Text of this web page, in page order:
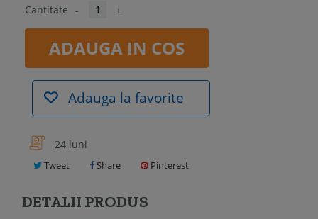
Cantitate - +
ADAUGA IN COS
Adauga la favorite
24 luni
Tweet Share Pinterest
DETALII PRODUS